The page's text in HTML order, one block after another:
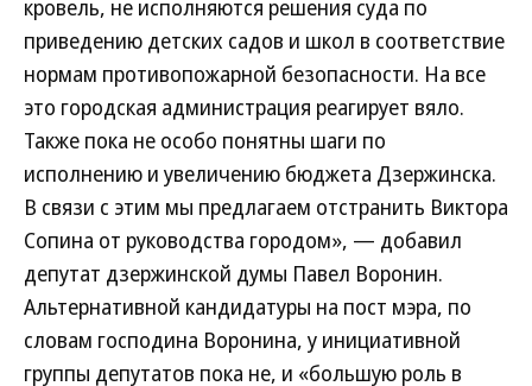
кровель, не исполняются решения суда по
приведению детских садов и школ в соответствие
нормам противопожарной безопасности. На все
это городская администрация реагирует вяло.
Также пока не особо понятны шаги по
исполнению и увеличению бюджета Дзержинска.
В связи с этим мы предлагаем отстранить Виктора
Сопина от руководства городом», — добавил
депутат дзержинской думы Павел Воронин.
Альтернативной кандидатуры на пост мэра, по
словам господина Воронина, у инициативной
группы депутатов пока не, и «большую роль в